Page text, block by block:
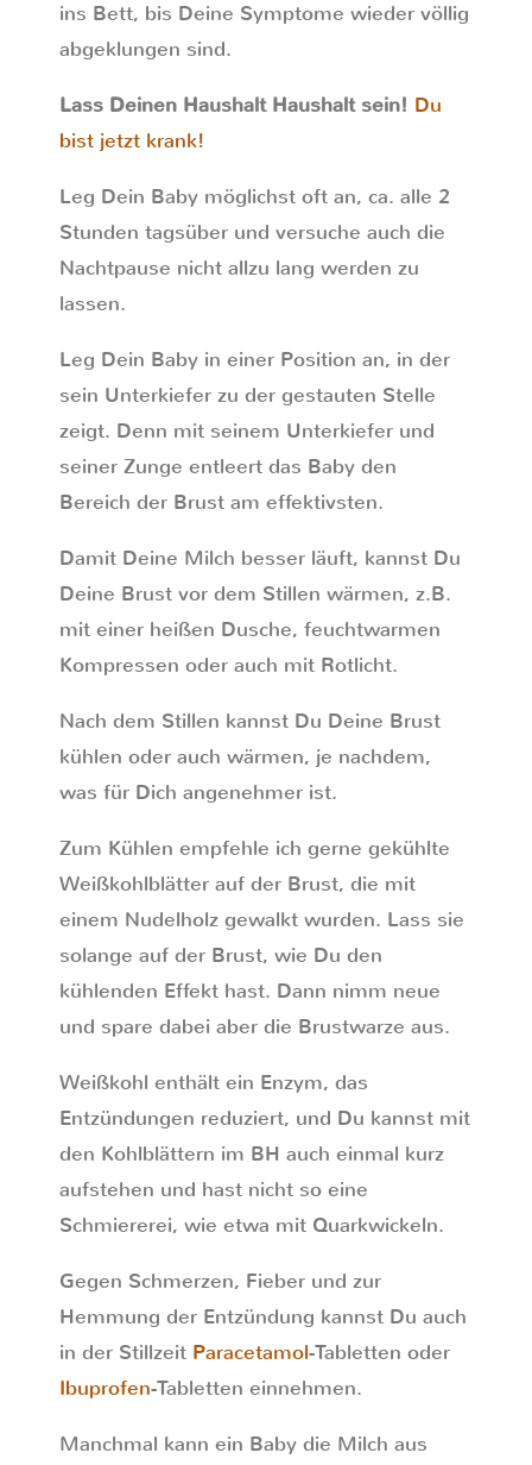
ins Bett, bis Deine Symptome wieder völlig
abgeklungen sind.
Lass Deinen Haushalt Haushalt sein! Du
bist jetzt krank!
Leg Dein Baby möglichst oft an, ca. alle 2
Stunden tagsüber und versuche auch die
Nachtpause nicht allzu lang werden zu
lassen.
Leg Dein Baby in einer Position an, in der
sein Unterkiefer zu der gestauten Stelle
zeigt. Denn mit seinem Unterkiefer und
seiner Zunge entleert das Baby den
Bereich der Brust am effektivsten.
Damit Deine Milch besser läuft, kannst Du
Deine Brust vor dem Stillen wärmen, z.B.
mit einer heißen Dusche, feuchtwarmen
Kompressen oder auch mit Rotlicht.
Nach dem Stillen kannst Du Deine Brust
kühlen oder auch wärmen, je nachdem,
was für Dich angenehmer ist.
Zum Kühlen empfehle ich gerne gekühlte
Weißkohlblätter auf der Brust, die mit
einem Nudelholz gewalkt wurden. Lass sie
solange auf der Brust, wie Du den
kühlenden Effekt hast. Dann nimm neue
und spare dabei aber die Brustwarze aus.
Weißkohl enthält ein Enzym, das
Entzündungen reduziert, und Du kannst mit
den Kohlblättern im BH auch einmal kurz
aufstehen und hast nicht so eine
Schmiererei, wie etwa mit Quarkwickeln.
Gegen Schmerzen, Fieber und zur
Hemmung der Entzündung kannst Du auch
in der Stillzeit Paracetamol-Tabletten oder
Ibuprofen-Tabletten einnehmen.
Manchmal kann ein Baby die Milch aus